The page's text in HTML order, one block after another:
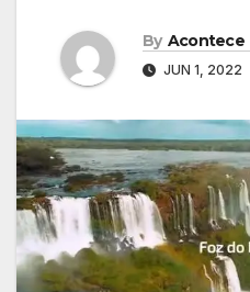
By Acontece
JUN 1, 2022